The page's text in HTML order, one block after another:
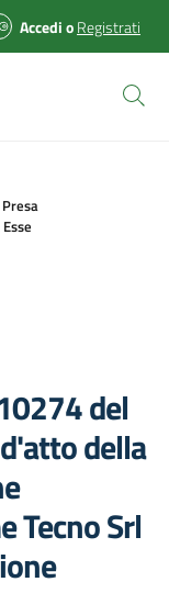
AccedioRegistrati
del
della
Tecno Srl